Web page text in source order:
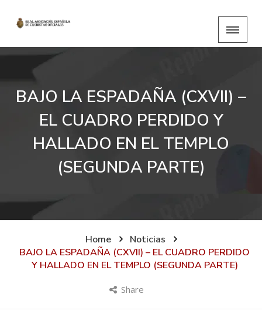
BAJO LA ESPADAÑA (CXVII) –
EL CUADRO PERDIDO Y
HALLADO EN EL TEMPLO
(SEGUNDA PARTE)
Home
Noticias
BAJO LA ESPADAÑA (CXVII) – EL CUADRO PERDIDO
Y HALLADO EN EL TEMPLO (SEGUNDA PARTE)
Share